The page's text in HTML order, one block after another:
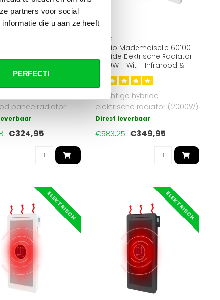
partners voor social
die u aan ze heeft
PERFECT!
op de
paneelradiator
cm kleur Zwart. 700W,
€324,95
OPPIO
Oppio Mademoiselle 60100
Hybride Elektrische Radiator
2000W - Wit – Infrarood &
Convectie
Krachtige hybride
elektrische radiator (2000W)
met infrarood- en
convectiewarmte..
Direct leverbaar
€583,25 €349,95
ELEKTRISCH ELEKTRISCH